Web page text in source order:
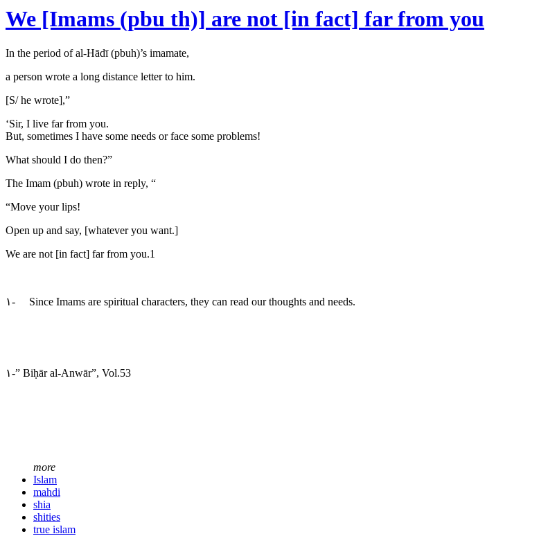
We [Imams (pbu th)] are not [in fact] far from you
In the period of al-Hādī (pbuh)’s imamate,
a person wrote a long distance letter to him.
[S/ he wrote],”
‘Sir, I live far from you.
But, sometimes I have some needs or face some problems!
What should I do then?”
The Imam (pbuh) wrote in reply, “
“Move your lips!
Open up and say, [whatever you want.]
We are not [in fact] far from you.1
۱- Since Imams are spiritual characters, they can read our thoughts and needs.
۱-” Biḥār al-Anwār”, Vol.53
more
Islam
mahdi
shia
shities
true islam